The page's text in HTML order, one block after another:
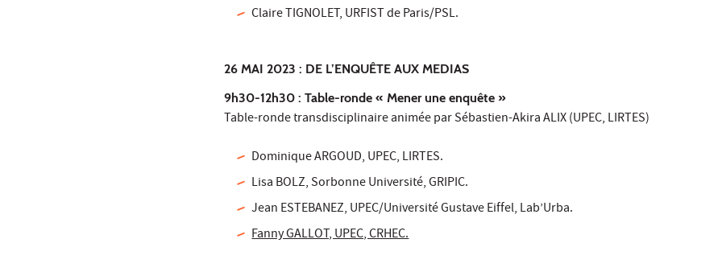
Claire TIGNOLET, URFIST de Paris/PSL.
26 MAI 2023 : DE L’ENQUÊTE AUX MEDIAS
9h30-12h30 : Table-ronde « Mener une enquête »
Table-ronde transdisciplinaire animée par Sébastien-Akira ALIX (UPEC, LIRTES)
Dominique ARGOUD, UPEC, LIRTES.
Lisa BOLZ, Sorbonne Université, GRIPIC.
Jean ESTEBANEZ, UPEC/Université Gustave Eiffel, Lab’Urba.
Fanny GALLOT, UPEC, CRHEC.